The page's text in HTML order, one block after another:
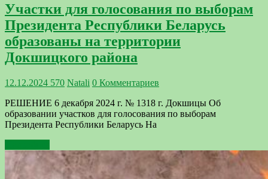
Участки для голосования по выборам
Президента Республики Беларусь
образованы на территории
Докшицкого района
12.12.2024 570 Natali 0 Комментариев
РЕШЕНИЕ 6 декабря 2024 г. № 1318 г. Докшицы Об
образовании участков для голосования по выборам
Президента Республики Беларусь На